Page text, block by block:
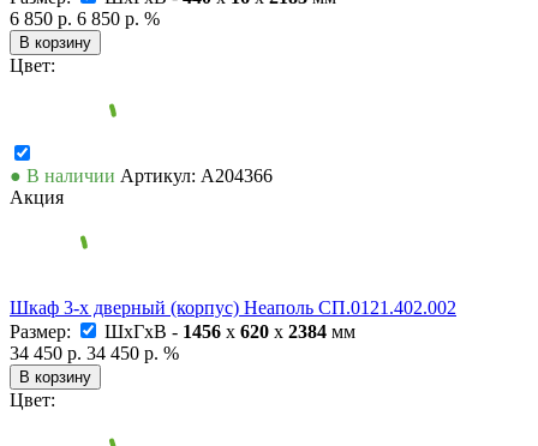
6 850 р. 6 850 р. %
В корзину
Цвет:
● В наличии Артикул: А204366
Акция
Шкаф 3-х дверный (корпус) Неаполь СП.0121.402.002
Размер:
ШxГxВ - 1456 x 620 x 2384 мм
34 450 р. 34 450 р. %
В корзину
Цвет: